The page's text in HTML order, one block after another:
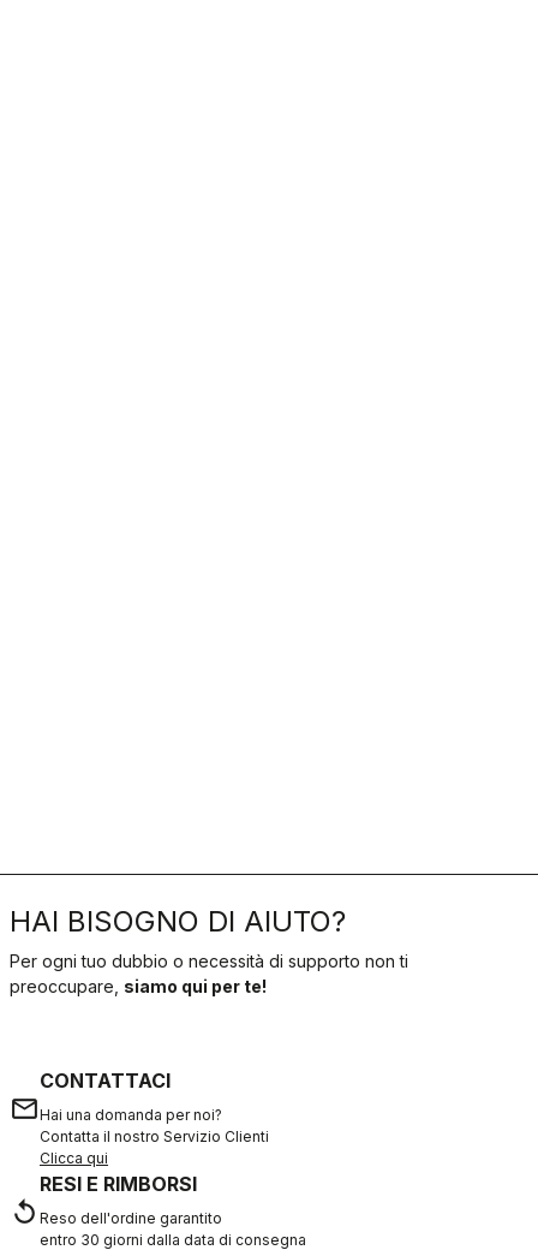
HAI BISOGNO DI AIUTO?
Per ogni tuo dubbio o necessità di supporto non ti
preoccupare, siamo qui per te!
email
CONTATTACI
Hai una domanda per noi?
Contatta il nostro Servizio Clienti
Clicca qui
replay
RESI E RIMBORSI
Reso dell'ordine garantito
entro 30 giorni dalla data di consegna